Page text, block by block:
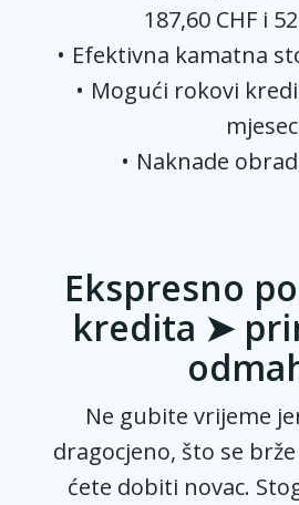
187,60 CHF i
Efektivna kamatna
Mogući rokovi
Naknade
Ekspresno
kredita ➤
Ne gubite vrijeme
dragocjeno, što se
ćete dobiti novac.